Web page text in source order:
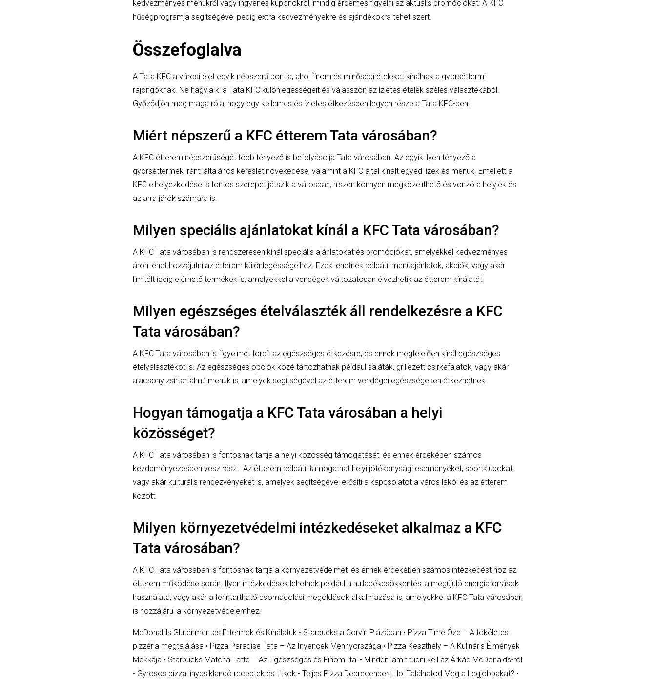
kedvezményes menükről vagy ingyenes kuponokról, mindig érdemes figyelni az aktuális promóciókat. A KFC
hűségprogramja segítségével pedig extra kedvezményekre és ajándékokra tehet szert.
Összefoglalva
A Tata KFC a városi élet egyik népszerű pontja, ahol finom és minőségi ételeket kínálnak a gyorséttermi
rajongóknak. Ne hagyja ki a Tata KFC különlegességeit és válasszon az ízletes ételek széles választékából.
Győződjön meg maga róla, hogy egy kellemes és ízletes étkezésben legyen része a Tata KFC-ben!
Miért népszerű a KFC étterem Tata városában?
A KFC étterem népszerűségét több tényező is befolyásolja Tata városában. Az egyik ilyen tényező a
gyorséttermek iránti általános kereslet növekedése, valamint a KFC által kínált egyedi ízek és menük. Emellett a
KFC elhelyezkedése is fontos szerepet játszik a városban, hiszen könnyen megközelíthető és vonzó a helyiek és
az arra járók számára is.
Milyen speciális ajánlatokat kínál a KFC Tata városában?
A KFC Tata városában is rendszeresen kínál speciális ajánlatokat és promóciókat, amelyekkel kedvezményes
áron lehet hozzájutni az étterem különlegességeihez. Ezek lehetnek például menüajánlatok, akciók, vagy akár
limitált ideig elérhető termékek is, amelyekkel a vendégek változatosan élvezhetik az étterem kínálatát.
Milyen egészséges ételválaszték áll rendelkezésre a KFC
Tata városában?
A KFC Tata városában is figyelmet fordít az egészséges étkezésre, és ennek megfelelően kínál egészséges
ételválasztékot is. Az egészséges opciók közé tartozhatnak például saláták, grillezett csirkefalatok, vagy akár
alacsony zsírtartalmú menük is, amelyek segítségével az étterem vendégei egészségesen étkezhetnek.
Hogyan támogatja a KFC Tata városában a helyi
közösséget?
A KFC Tata városában is fontosnak tartja a helyi közösség támogatását, és ennek érdekében számos
kezdeményezésben vesz részt. Az étterem például támogathat helyi jótékonysági eseményeket, sportklubokat,
vagy akár kulturális rendezvényeket is, amelyek segítségével erősíti a kapcsolatot a város lakói és az étterem
között.
Milyen környezetvédelmi intézkedéseket alkalmaz a KFC
Tata városában?
A KFC Tata városában is fontosnak tartja a környezetvédelmet, és ennek érdekében számos intézkedést hoz az
étterem működése során. Ilyen intézkedések lehetnek például a hulladékcsökkentés, a megújuló energiaforrások
használata, vagy akár a fenntartható csomagolási megoldások alkalmazása is, amelyekkel a KFC Tata városában
is hozzájárul a környezetvédelemhez.
McDonalds Gluténmentes Éttermek és Kínálatuk • Starbucks a Corvin Plázában • Pizza Time Ózd – A tökéletes
pizzéria megtalálása • Pizza Paradise Tata – Az Ínyencek Mennyországa • Pizza Keszthely – A Kulináris Élmények
Mekkája • Starbucks Matcha Latte – Az Egészséges és Finom Ital • Minden, amit tudni kell az Árkád McDonalds-ról
• Gyrosos pizza: ínycsiklandó receptek és titkok • Teljes Pizza Debrecenben: Hol Találhatod Meg a Legjobbakat? •